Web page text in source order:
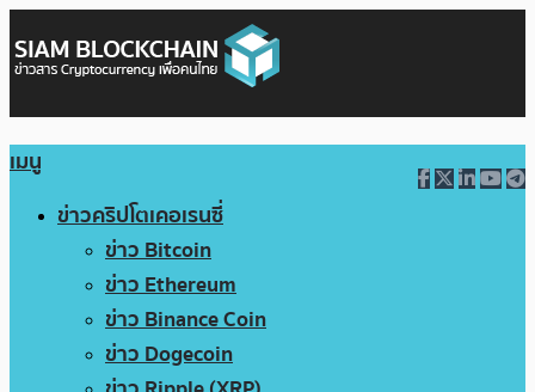
เมนู
ข่าวคริปโตเคอเรนซี่
ข่าว Bitcoin
ข่าว Ethereum
ข่าว Binance Coin
ข่าว Dogecoin